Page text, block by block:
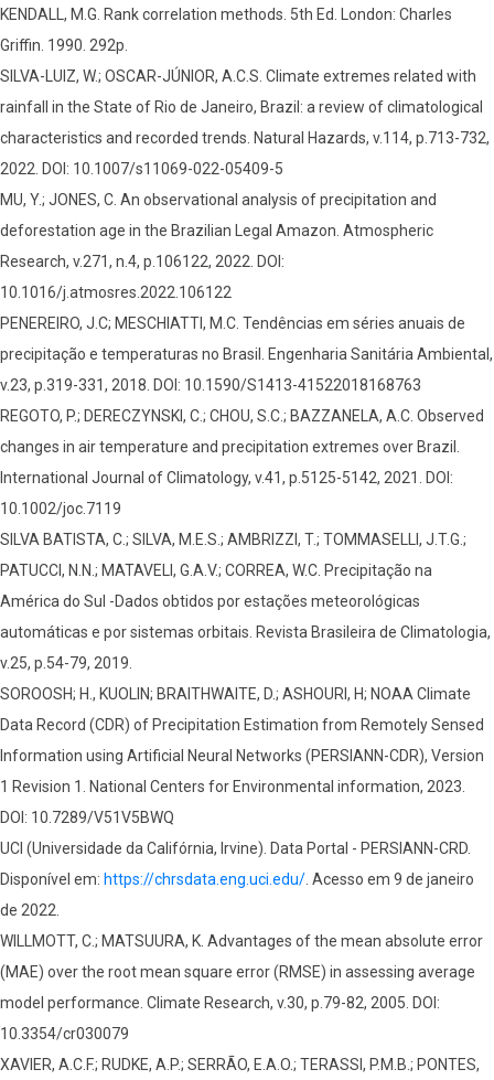
KENDALL, M.G. Rank correlation methods. 5th Ed. London: Charles
Griffin. 1990. 292p.
SILVA-LUIZ, W.; OSCAR-JÚNIOR, A.C.S. Climate extremes related with
rainfall in the State of Rio de Janeiro, Brazil: a review of climatological
characteristics and recorded trends. Natural Hazards, v.114, p.713-732,
2022. DOI: 10.1007/s11069-022-05409-5
MU, Y.; JONES, C. An observational analysis of precipitation and
deforestation age in the Brazilian Legal Amazon. Atmospheric
Research, v.271, n.4, p.106122, 2022. DOI:
10.1016/j.atmosres.2022.106122
PENEREIRO, J.C; MESCHIATTI, M.C. Tendências em séries anuais de
precipitação e temperaturas no Brasil. Engenharia Sanitária Ambiental,
v.23, p.319-331, 2018. DOI: 10.1590/S1413-41522018168763
REGOTO, P.; DERECZYNSKI, C.; CHOU, S.C.; BAZZANELA, A.C. Observed
changes in air temperature and precipitation extremes over Brazil.
International Journal of Climatology, v.41, p.5125-5142, 2021. DOI:
10.1002/joc.7119
SILVA BATISTA, C.; SILVA, M.E.S.; AMBRIZZI, T.; TOMMASELLI, J.T.G.;
PATUCCI, N.N.; MATAVELI, G.A.V.; CORREA, W.C. Precipitação na
América do Sul -Dados obtidos por estações meteorológicas
automáticas e por sistemas orbitais. Revista Brasileira de Climatologia,
v.25, p.54-79, 2019.
SOROOSH; H., KUOLIN; BRAITHWAITE, D.; ASHOURI, H; NOAA Climate
Data Record (CDR) of Precipitation Estimation from Remotely Sensed
Information using Artificial Neural Networks (PERSIANN-CDR), Version
1 Revision 1. National Centers for Environmental information, 2023.
DOI: 10.7289/V51V5BWQ
UCI (Universidade da Califórnia, Irvine). Data Portal - PERSIANN-CRD.
Disponível em: https://chrsdata.eng.uci.edu/ . Acesso em 9 de janeiro
de 2022.
WILLMOTT, C.; MATSUURA, K. Advantages of the mean absolute error
(MAE) over the root mean square error (RMSE) in assessing average
model performance. Climate Research, v.30, p.79-82, 2005. DOI:
10.3354/cr030079
XAVIER, A.C.F.; RUDKE, A.P.; SERRÃO, E.A.O.; TERASSI, P.M.B.; PONTES,